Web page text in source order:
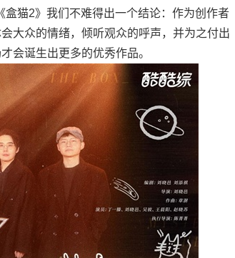
猫2》我们不难得出一个结论：作为创作者
大众的情绪，倾听观众的呼声，并为之付出
会诞生出更多的优秀作品。